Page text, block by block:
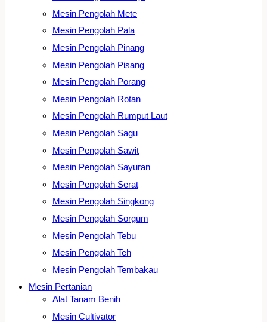
Mesin Pengolah Mete
Mesin Pengolah Pala
Mesin Pengolah Pinang
Mesin Pengolah Pisang
Mesin Pengolah Porang
Mesin Pengolah Rotan
Mesin Pengolah Rumput Laut
Mesin Pengolah Sagu
Mesin Pengolah Sawit
Mesin Pengolah Sayuran
Mesin Pengolah Serat
Mesin Pengolah Singkong
Mesin Pengolah Sorgum
Mesin Pengolah Tebu
Mesin Pengolah Teh
Mesin Pengolah Tembakau
Mesin Pertanian
Alat Tanam Benih
Mesin Cultivator